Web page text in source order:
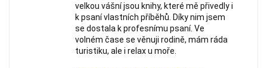
velkou vášní jsou knihy, které mě přivedly i
k psaní vlastních příběhů. Díky nim jsem
se dostala k profesnímu psaní. Ve
volném čase se věnuji rodině, mám ráda
turistiku, ale i relax u moře.